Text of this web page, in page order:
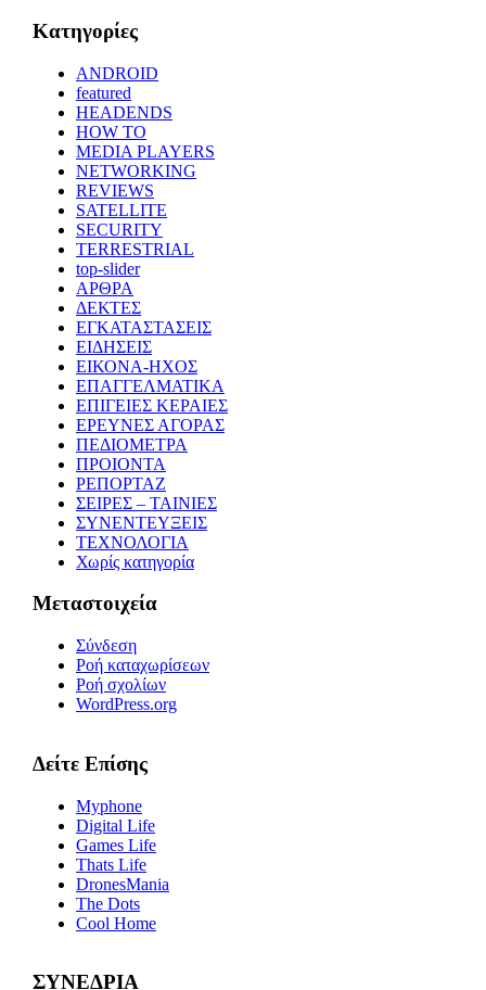
Kατηγορίες
ANDROID
featured
HEADENDS
HOW TO
MEDIA PLAYERS
NETWORKING
REVIEWS
SATELLITE
SECURITY
TERRESTRIAL
top-slider
ΑΡΘΡΑ
ΔΕΚΤΕΣ
ΕΓΚΑΤΑΣΤΑΣΕΙΣ
ΕΙΔΗΣΕΙΣ
ΕΙΚΟΝΑ-ΗΧΟΣ
ΕΠΑΓΓΕΛΜΑΤΙΚΑ
ΕΠΙΓΕΙΕΣ ΚΕΡΑΙΕΣ
ΕΡΕΥΝΕΣ ΑΓΟΡΑΣ
ΠΕΔΙΟΜΕΤΡΑ
ΠΡΟΙΟΝΤΑ
ΡΕΠΟΡΤΑΖ
ΣΕΙΡΕΣ – ΤΑΙΝΙΕΣ
ΣΥΝΕΝΤΕΥΞΕΙΣ
ΤΕΧΝΟΛΟΓΙΑ
Χωρίς κατηγορία
Μεταστοιχεία
Σύνδεση
Ροή καταχωρίσεων
Ροή σχολίων
WordPress.org
Δείτε Επίσης
Myphone
Digital Life
Games Life
Thats Life
DronesMania
The Dots
Cool Home
ΣΥΝΕΔΡΙΑ